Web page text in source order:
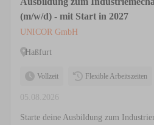
(m/w/d) - mit Start in 2027
UNICOR GmbH
Haßfurt
Vollzeit Flexible Arbeitszeiten
05.08.2026
Starte deine Ausbildung zum